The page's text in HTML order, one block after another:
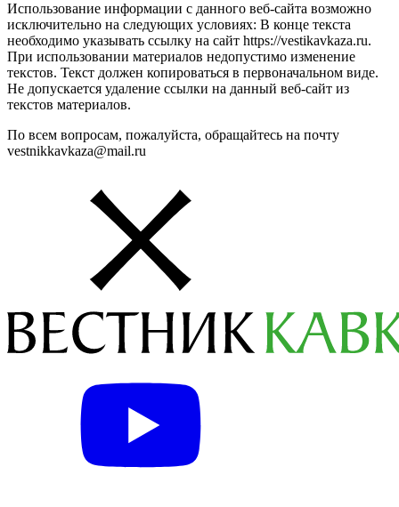
Использование информации с данного веб-сайта возможно
исключительно на следующих условиях: В конце текста
необходимо указывать ссылку на сайт https://vestikavkaza.ru.
При использовании материалов недопустимо изменение
текстов. Текст должен копироваться в первоначальном виде.
Не допускается удаление ссылки на данный веб-сайт из
текстов материалов.
По всем вопросам, пожалуйста, обращайтесь на почту
vestnikkavkaza@mail.ru